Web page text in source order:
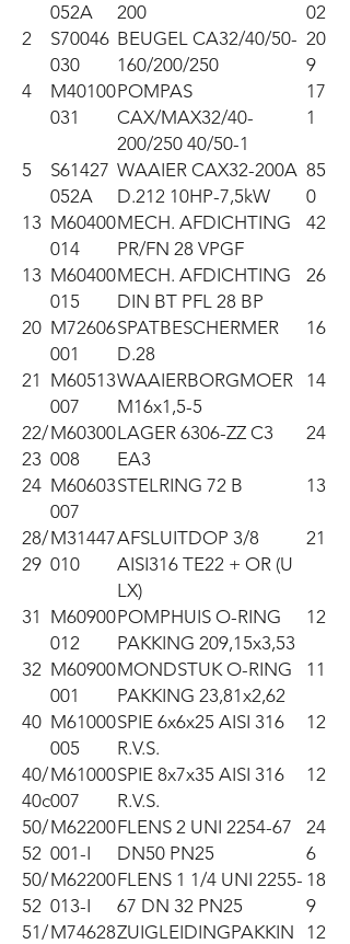
052A
200
02
2
S70046
030
BEUGEL CA32/40/50-
160/200/250
20
9
4
M40100
031
POMPAS
CAX/MAX32/40-
200/250 40/50-1
17
1
5
S61427
052A
WAAIER CAX32-200A
D.212 10HP-7,5kW
85
0
13 M60400
014
MECH. AFDICHTING
PR/FN 28 VPGF
42
13 M60400
015
MECH. AFDICHTING
DIN BT PFL 28 BP
26
20 M72606
001
SPATBESCHERMER
D.28
16
21 M60513
007
WAAIERBORGMOER
M16x1,5-5
14
22/
23
M60300
008
LAGER 6306-ZZ C3
EA3
24
24 M60603
007
STELRING 72 B 13
28/
29
M31447
010
AFSLUITDOP 3/8
AISI316 TE22 + OR (U
LX)
21
31 M60900
012
POMPHUIS O-RING
PAKKING 209,15x3,53
12
32 M60900
001
MONDSTUK O-RING
PAKKING 23,81x2,62
11
40 M61000
005
SPIE 6x6x25 AISI 316
R.V.S.
12
40/
40c
M61000
007
SPIE 8x7x35 AISI 316
R.V.S.
12
50/
52
M62200
001-I
FLENS 2 UNI 2254-67
DN50 PN25
24
6
50/
52
M62200
013-I
FLENS 1 1/4 UNI 2255-
67 DN 32 PN25
18
9
51/M74628ZUIGLEIDINGPAKKIN
12